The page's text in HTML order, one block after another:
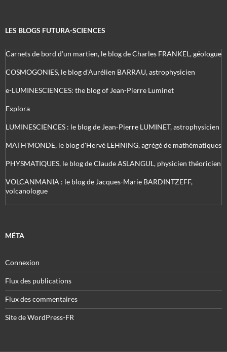
LES BLOGS FUTURA-SCIENCES
Carnets de bord d’un martien, le blog de Charles FRANKEL, géologue
COSMOGONIES, le blog d'Aurélien BARRAU, astrophysicien
e-LUMINESCIENCES: the blog of Jean-Pierre Luminet
Explora
LUMINESCIENCES : le blog de Jean-Pierre LUMINET, astrophysicien
MATH'MONDE, le blog d'Hervé LEHNING, agrégé de mathématiques
PHYSMATIQUES, le blog de Claude ASLANGUL, physicien théoricien
VOLCANMANIA : le blog de Jacques-Marie BARDINTZEFF,
volcanologue
MÉTA
Connexion
Flux des publications
Flux des commentaires
Site de WordPress-FR